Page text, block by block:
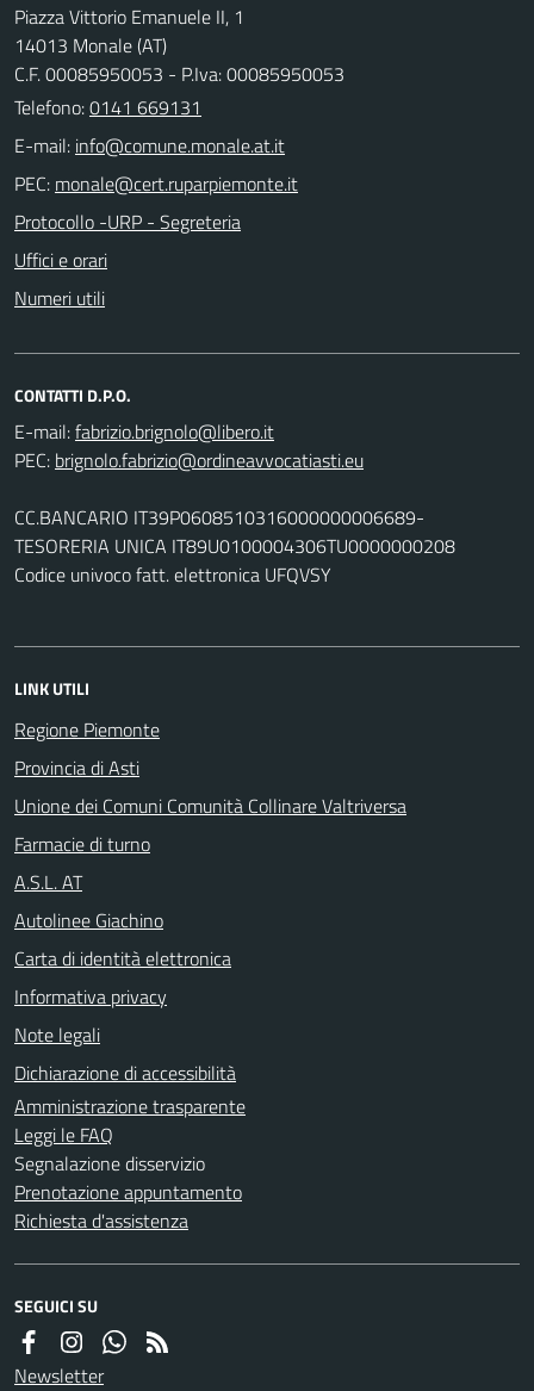
Piazza Vittorio Emanuele II, 1
14013 Monale (AT)
C.F. 00085950053 - P.Iva: 00085950053
Telefono:0141 669131
E-mail:
PEC:
Protocollo -URP - Segreteria
Uffici e orari
Numeri utili
CONTATTI D.P.O.
E-mail:
PEC:
CC.BANCARIO IT39P0608510316000000006689-
TESORERIA UNICA IT89U0100004306TU0000000208
Codice univoco fatt. elettronica UFQVSY
LINK UTILI
Regione Piemonte
Provincia di Asti
Unione dei Comuni Comunità Collinare Valtriversa
Farmacie di turno
A.S.L. AT
Autolinee Giachino
Carta di identità elettronica
Informativa privacy
Note legali
Dichiarazione di accessibilità
Amministrazione trasparente
Leggi le FAQ
Segnalazione disservizio
Prenotazione appuntamento
Richiesta d'assistenza
SEGUICI SU
Newsletter